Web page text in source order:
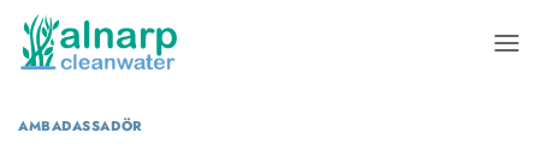
Skip
content
AMBADASSADÖR